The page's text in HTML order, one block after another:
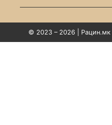
© 2023 – 2026 | Рацин.мк